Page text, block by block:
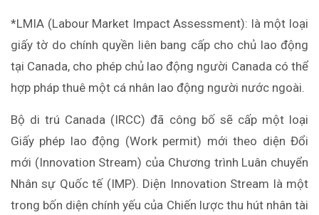
*LMIA (Labour Market Impact Assessment): là một loại
giấy tờ do chính quyền liên bang cấp cho chủ lao động
tại Canada, cho phép chủ lao động người Canada có thể
hợp pháp thuê một cá nhân lao động người nước ngoài.
Bộ di trú Canada (IRCC) đã công bố sẽ cấp một loại
Giấy phép lao động (Work permit) mới theo diện Đổi
mới (Innovation Stream) của Chương trình Luân chuyển
Nhân sự Quốc tế (IMP). Diện Innovation Stream là một
trong bốn diện chính yếu của Chiến lược thu hút nhân tài